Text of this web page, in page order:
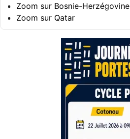
Zoom sur Bosnie-Herzégovine
Zoom sur Qatar